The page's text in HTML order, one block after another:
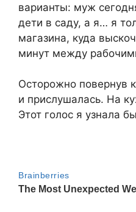
варианты: муж
дети в саду, а я… я
магазина, куда
минут между
Осторожно повернув
и прислушалась. На
Этот голос я узнала